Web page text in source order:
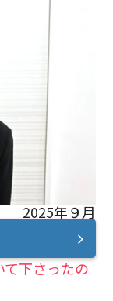
2025年９月
下さったの